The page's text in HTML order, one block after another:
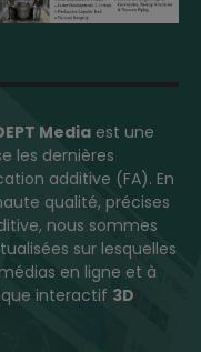
Media est une
les dernières
additive (FA). En
qualité, précises
nous sommes
sur lesquelles
en ligne et à
interactif 3D